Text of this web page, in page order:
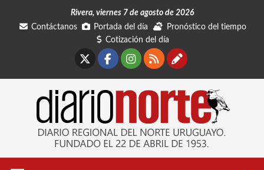
Rivera, viernes 7 de agosto de 2026
Contáctanos
Portada del día
Pronóstico del tiempo
Cotización del día
Facebook
Instagram
RSSContáctanos